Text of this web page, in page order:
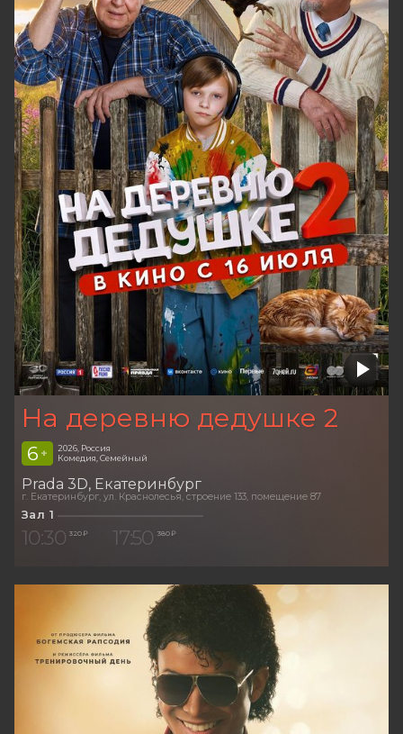
На деревню дедушке 2
6 +
2026, Россия
Комедия, Семейный
Prada 3D Екатеринбург
г. Екатеринбург, ул. Краснолесья, строение 133, помещение 87
Зал 1
10:30 320 ₽ 17:50 380 ₽